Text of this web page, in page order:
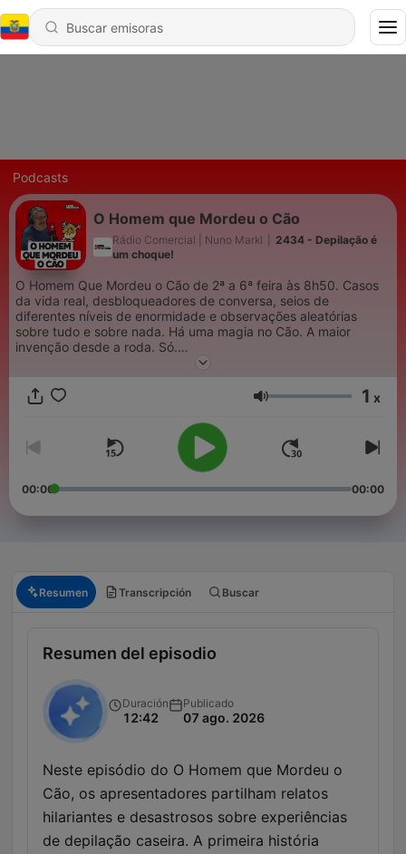
Podcasts
O Homem que Mordeu o Cão
Rádio Comercial | Nuno Markl
2434 - Depilação é
um choque!
O Homem Que Mordeu o Cão de 2ª a 6ª feira às 8h50. Casos
da vida real, desbloqueadores de conversa, seios de
diferentes níveis de enormidade e observações aleatórias
sobre tudo e sobre nada. Há uma magia no Cão. A maior
invenção desde a roda. Só.
Volumen 1 x
00:00 00:00
Resumen Transcripción Buscar
Resumen del episodio
Duración
12:42
Publicado
07 ago. 2026
Neste episódio do O Homem que Mordeu o
Cão, os apresentadores partilham relatos
hilariantes e desastrosos sobre experiências
de depilação caseira. A primeira história